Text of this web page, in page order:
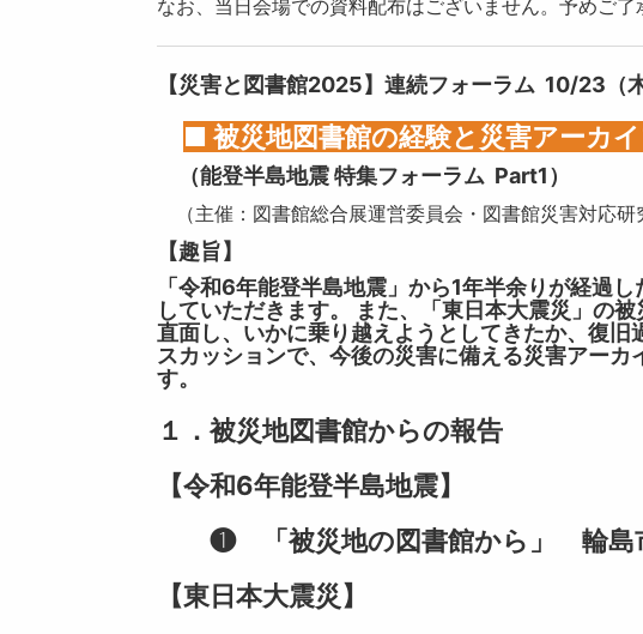
なお、当日会場での資料配布はございません。予めご了
【災害と図書館2025】連続フォーラム 10/23
■ 被災地図書館の経験と災害アーカ
（能登半島地震 特集フォーラム Part1）
（主催：図書館総合展運営委員会・図書館災害対応研
【趣旨】
「令和6年能登半島地震」から1年半余りが経過
していただきます。 また、「東日本大震災」の
直面し、いかに乗り越えようとしてきたか、復旧
スカッションで、今後の災害に備える災害アーカ
す。
１．被災地図書館からの報告
【令和6年能登半島地震】
❶ 「被災地の図書館から」 輪島市
【東日本大震災】